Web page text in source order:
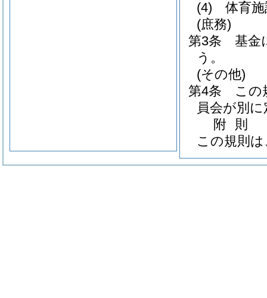
(4)
体育
(庶務)
第3条
基金
う。
(その他)
第4条
この
員会が別
附 則
この規則